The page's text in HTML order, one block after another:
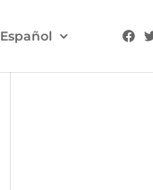
Español